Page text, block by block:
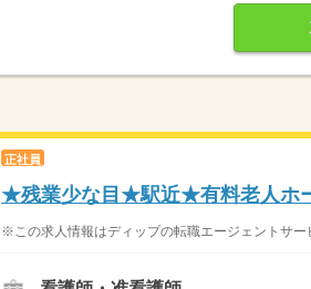
正社員
★残業少な目★駅近★有料老人ホ
※この求人情報はディップの転職エージェントサ